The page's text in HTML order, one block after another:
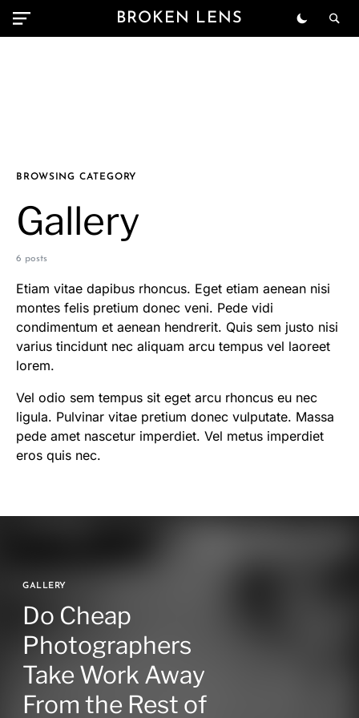
BROKEN LENS
BROWSING CATEGORY
Gallery
6 posts
Etiam vitae dapibus rhoncus. Eget etiam aenean nisi
montes felis pretium donec veni. Pede vidi
condimentum et aenean hendrerit. Quis sem justo nisi
varius tincidunt nec aliquam arcu tempus vel laoreet
lorem.
Vel odio sem tempus sit eget arcu rhoncus eu nec
ligula. Pulvinar vitae pretium donec vulputate. Massa
pede amet nascetur imperdiet. Vel metus imperdiet
eros quis nec.
GALLERY
Do Cheap
Photographers
Take Work Away
From the Rest of